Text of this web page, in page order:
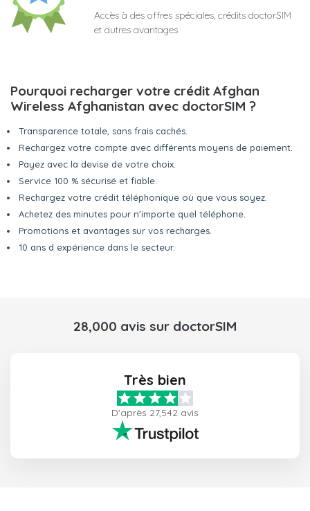
Accès à des offres spéciales, crédits doctorSIM
et autres avantages
Pourquoi recharger votre crédit Afghan
Wireless Afghanistan avec doctorSIM ?
Transparence totale, sans frais cachés.
Rechargez votre compte avec différents moyens de paiement.
Payez avec la devise de votre choix.
Service 100 % sécurisé et fiable.
Rechargez votre crédit téléphonique où que vous soyez.
Achetez des minutes pour n'importe quel téléphone.
Promotions et avantages sur vos recharges.
10 ans d expérience dans le secteur.
28,000 avis sur doctorSIM
Très bien
D'après 27,542 avis